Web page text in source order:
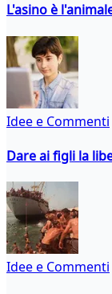
L'asino è
Idee e Commenti
Dare ai figli la
Idee e Commenti